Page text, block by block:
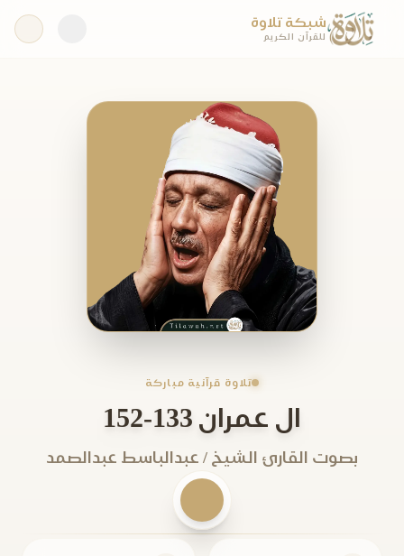
شبكة تلاوة
للقرآن الكريم
تلاوة قرآنية مباركة
ال عمران 133-152
بصوت القارئ الشيخ / عبدالباسط عبدالصمد